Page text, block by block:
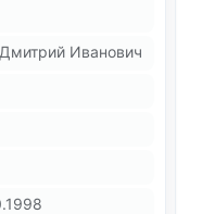
Иванович